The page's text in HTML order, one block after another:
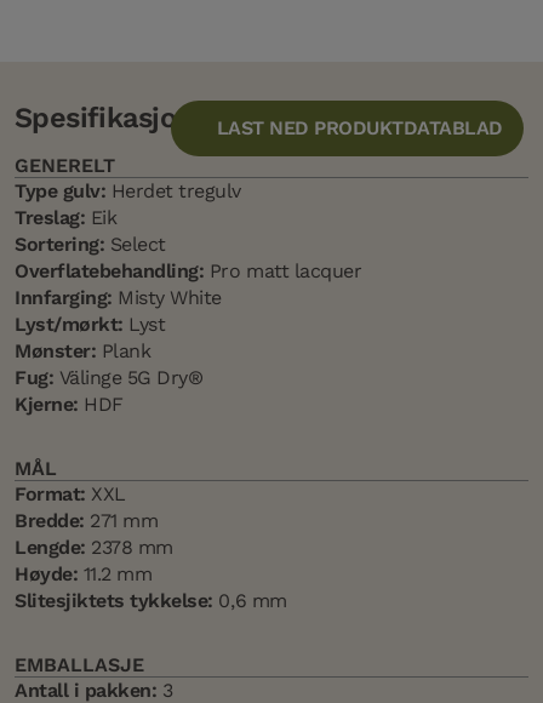
LAST NED PRODUKTDATABLAD
Spesifikasjon
GENERELT
Type gulv: Herdet tregulv
Treslag: Eik
Sortering: Select
Overflatebehandling: Pro matt lacquer
Innfarging: Misty White
Lyst/mørkt: Lyst
Mønster: Plank
Fug: Välinge 5G Dry®
Kjerne: HDF
MÅL
Format: XXL
Bredde: 271 mm
Lengde: 2378 mm
Høyde: 11.2 mm
Slitesjiktets tykkelse: 0,6 mm
EMBALLASJE
Antall i pakken: 3